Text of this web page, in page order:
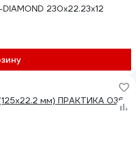
230x22.23x12